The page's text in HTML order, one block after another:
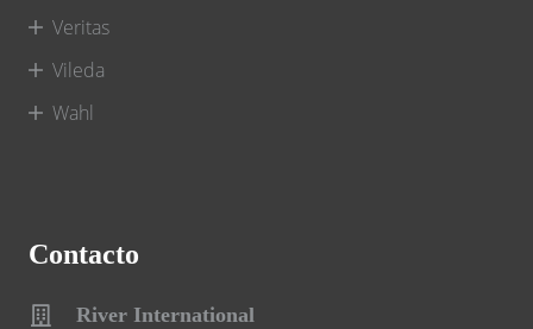
Veritas
Vileda
Wahl
Contacto
River International